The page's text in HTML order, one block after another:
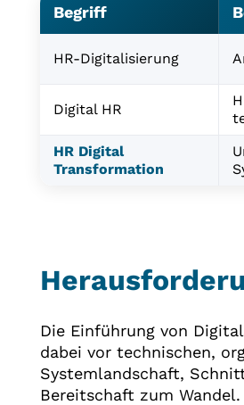
Begriff
HR-Digitalisierung
Digital HR
HR Digital
Transformation
Die Einführung von
dabei vor technischen,
Systemlandschaft,
Bereitschaft zum Wandel.